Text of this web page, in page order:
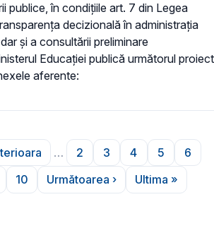
publice, în condiţiile art. 7 din Legea
decizională în administraţia
și a consultării preliminare
Educaţiei publică următorul proiect
aferente:
Pagina anterioară
…
Pagina
2
Pagina
3
Pagina
4
Pagina
5 6
Pagina
10
Pagina următoare
Următoarea ›
Ultima
Ultima »